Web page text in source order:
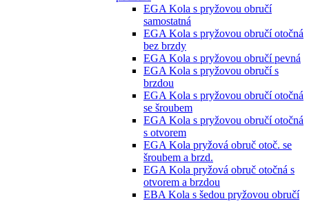
EGA Kola s pryžovou obručí
samostatná
EGA Kola s pryžovou obručí otočná
bez brzdy
EGA Kola s pryžovou obručí pevná
EGA Kola s pryžovou obručí s
brzdou
EGA Kola s pryžovou obručí otočná
se šroubem
EGA Kola s pryžovou obručí otočná
s otvorem
EGA Kola pryžová obruč otoč. se
šroubem a brzd.
EGA Kola pryžová obruč otočná s
otvorem a brzdou
EBA Kola s šedou pryžovou obručí